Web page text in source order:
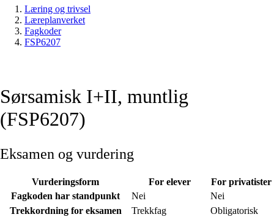
Læring og trivsel
Læreplanverket
Fagkoder
FSP6207
Sørsamisk I+II, muntlig
(FSP6207)
Eksamen og vurdering
Vurderingsform For elever
For privatister
Fagkoden har standpunkt
Nei
Nei
Trekkordning for eksamen
Trekkfag
Obligatorisk